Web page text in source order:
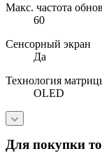
Макс. частота
60
Сенсорный экран
Да
Технология
OLED
Для покупки